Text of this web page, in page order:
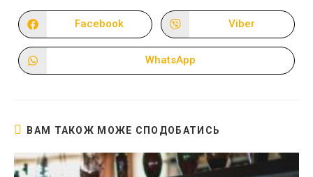
ВМІСТОМ
Відкрити
в
новому
Facebook
Відкрити
в
новому
Viber
Відкрити
в
WhatsApp
ВАМ ТАКОЖ МОЖЕ СПОДОБАТИСЬ